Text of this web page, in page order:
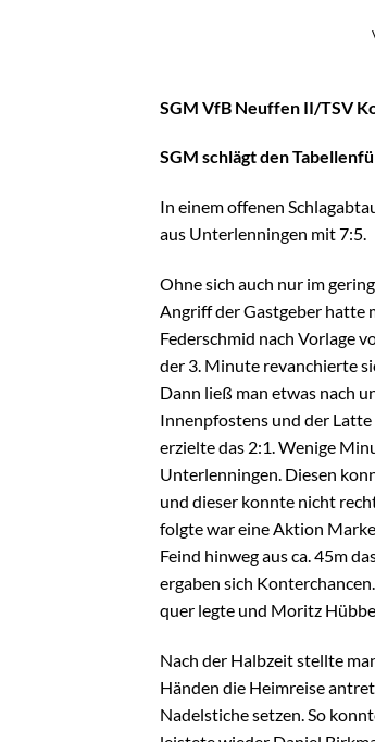
SGM VfB Neuffen II/TSV
SGM schlägt den
In einem offenen
aus Unterlenningen mit 7:5.
Ohne sich auch nur im
Angriff der Gastgeber hatte
Federschmid nach Vorlage
der 3. Minute revanchierte
Dann ließ man etwas nach
Innenpfostens und der
erzielte das 2:1. Wenige
Unterlenningen. Diesen
und dieser konnte nicht
folgte war eine Aktion Marke
Feind hinweg aus ca. 45m
ergaben sich
quer legte und Moritz
Nach der Halbzeit stellte
Händen die Heimreise
Nadelstiche setzen. So